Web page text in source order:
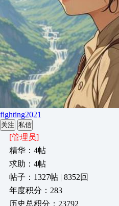
fighting2021
关注 私信
[管理员]
精华：4帖
求助：4帖
帖子：1327帖 | 8352回
年度积分：283
历史总积分：23792